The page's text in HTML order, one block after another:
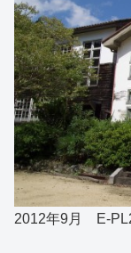
2012年9月 E-PL2